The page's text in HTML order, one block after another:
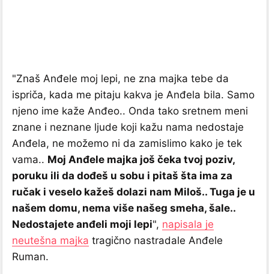
"Znaš Anđele moj lepi, ne zna majka tebe da
ispriča, kada me pitaju kakva je Anđela bila. Samo
njeno ime kaže Anđeo.. Onda tako sretnem meni
znane i neznane ljude koji kažu nama nedostaje
Anđela, ne možemo ni da zamislimo kako je tek
vama.. Moj Anđele majka još čeka tvoj poziv,
poruku ili da dođeš u sobu i pitaš šta ima za
ručak i veselo kažeš dolazi nam Miloš.. Tuga je u
našem domu, nema više našeg smeha, šale..
Nedostajete anđeli moji lepi", napisala je
neutešna majka tragično nastradale Anđele
Ruman.